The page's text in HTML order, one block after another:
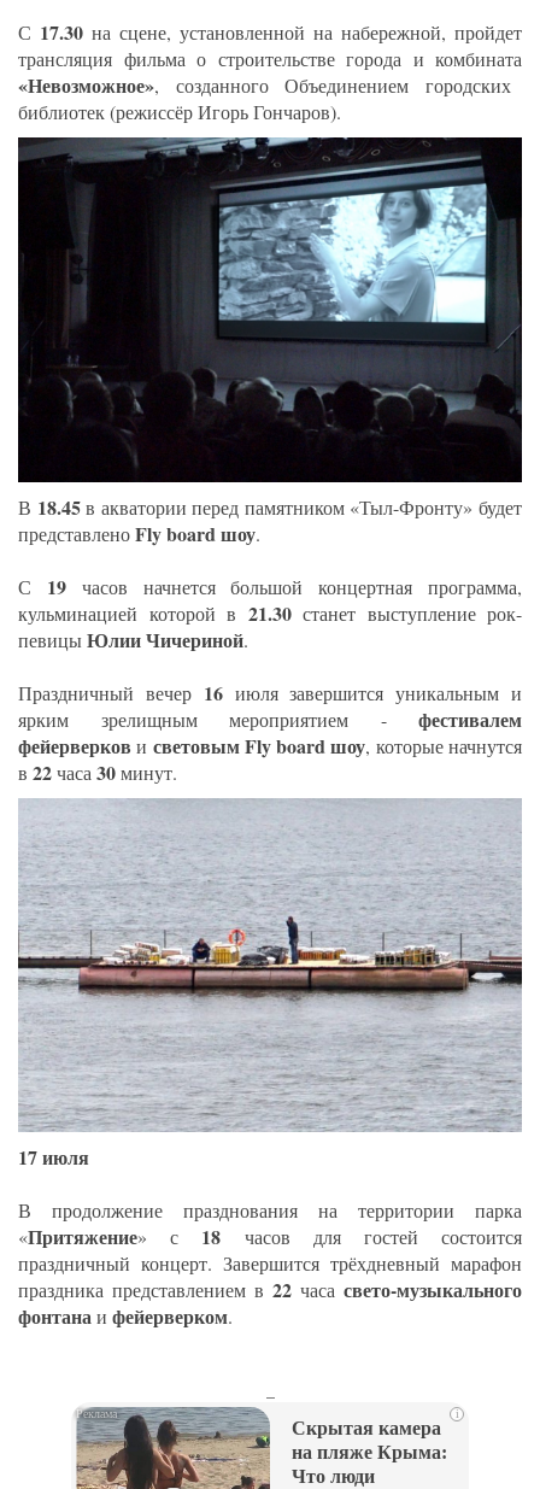
С 17.30 на сцене, установленной на набережной, пройдет
трансляция фильма о строительстве города и комбината
«Невозможное», созданного Объединением городских
библиотек (режиссёр Игорь Гончаров).
В 18.45в акватории перед памятником «Тыл-Фронту» будет
представленоFly board шоу.
С 19 часов начнется большой концертная программа,
кульминацией которой в 21.30станет выступление рок-
певицыЮлии Чичериной.
Праздничный вечер 16 июля завершится уникальным и
ярким зрелищным мероприятием - фестивалем
фейерверков и световым Fly board шоу, которые начнутся
в 22часа 30минут.
17 июля
В продолжение празднования на территории парка
«Притяжение» с 18 часов для гостей состоится
праздничный концерт. Завершится трёхдневный марафон
праздника представлением в 22 часа свето-музыкального
фонтанаи фейерверком.
i
Скрытая камера
на пляже Крыма:
Что люди